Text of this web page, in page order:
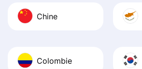
Chine
Colombie